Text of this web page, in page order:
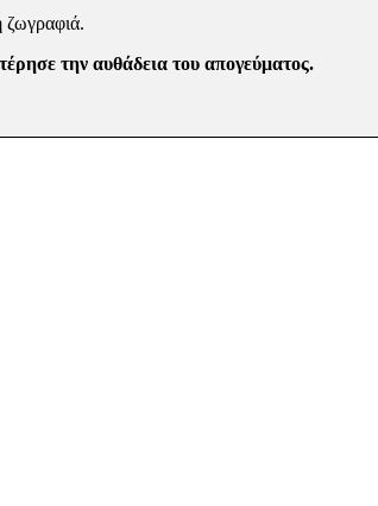
ζω­γραφιά.
την αυθάδεια του απογεύματος.